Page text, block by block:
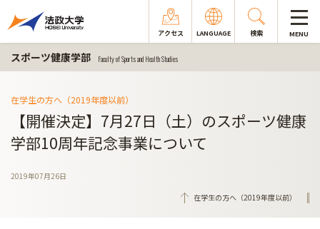
アクセス LANGUAGE 検索 MENU
スポーツ健康学部 Faculty of Sports and Health Studies
在学生の方へ（2019年度以前）
【開催決定】7月27日（土）のスポーツ健康
学部10周年記念事業について
2019年07月26日
在学生の方へ（2019年度以前）